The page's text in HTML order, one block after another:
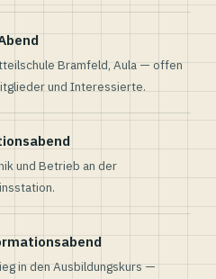
Bramfeld, Aula — offen
und Interessierte.
und Betrieb an der
in den Ausbildungskurs —